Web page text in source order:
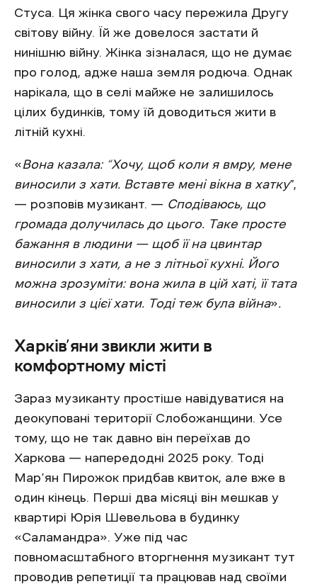
Стуса. Ця жінка свого часу пережила Другу
світову війну. Їй же довелося застати й
нинішню війну. Жінка зізналася, що не думає
про голод, адже наша земля родюча. Однак
нарікала, що в селі майже не залишилось
цілих будинків, тому їй доводиться жити в
літній кухні.
«Вона казала: “Хочу, щоб коли я вмру, мене
виносили з хати. Вставте мені вікна в хатку”,
— розповів музикант. — Сподіваюсь, що
громада долучилась до цього. Таке просте
бажання в людини — щоб її на цвинтар
виносили з хати, а не з літньої кухні. Його
можна зрозуміти: вона жила в цій хаті, її тата
виносили з цієї хати. Тоді теж була війна».
Харків’яни звикли жити в
комфортному місті
Зараз музиканту простіше навідуватися на
деокуповані території Слобожанщини. Усе
тому, що не так давно він переїхав до
Харкова — напередодні 2025 року. Тоді
Мар’ян Пирожок придбав квиток, але вже в
один кінець. Перші два місяці він мешкав у
квартирі Юрія Шевельова в будинку
«Саламандра». Уже під час
повномасштабного вторгнення музикант тут
проводив репетиції та працював над своїми